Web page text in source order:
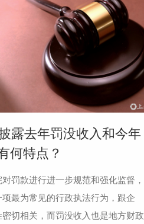
露去年罚没收入和今年
何特点？
罚款进行进一步规范和强化监督，
最为常见的行政执法行为，跟企
切相关，而罚没收入也是地方财政